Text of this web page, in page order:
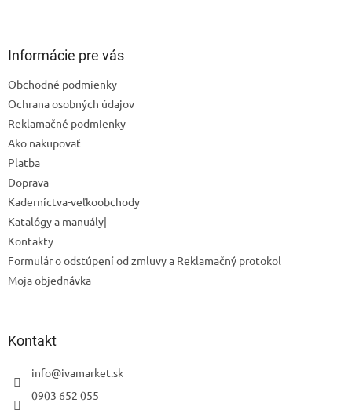
Informácie pre vás
Obchodné podmienky
Ochrana osobných údajov
Reklamačné podmienky
Ako nakupovať
Platba
Doprava
Kaderníctva-veľkoobchody
Katalógy a manuály|
Kontakty
Formulár o odstúpení od zmluvy a Reklamačný protokol
Moja objednávka
Kontakt
info@ivamarket.sk
0903 652 055